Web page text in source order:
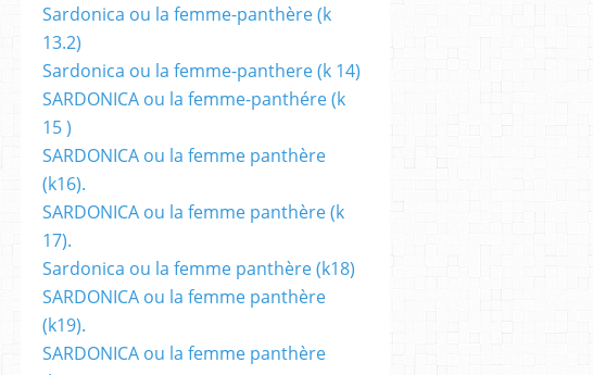
FANZINES-REVUES
Sardonica ou la femme-panthère (k
13.2)
Sardonica ou la femme-panthere (k 14)
SARDONICA ou la femme-panthére (k
15 )
SARDONICA ou la femme panthère
(k16).
SARDONICA ou la femme panthère (k
17).
Sardonica ou la femme panthère (k18)
SARDONICA ou la femme panthère
(k19).
SARDONICA ou la femme panthère